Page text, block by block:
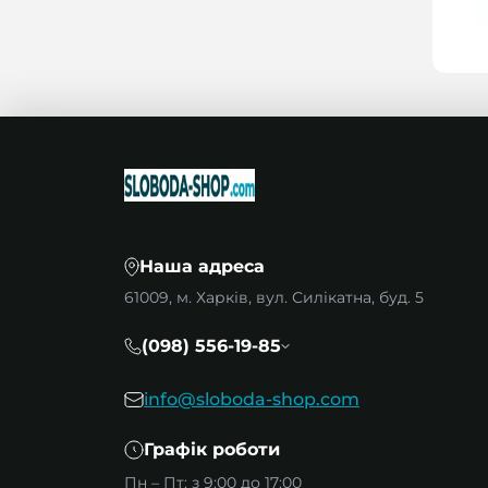
Наша адреса
61009, м. Харків, вул. Силікатна, буд. 5
(098) 556-19-85
info@sloboda-shop.com
Графік роботи
Пн – Пт: з 9:00 до 17:00